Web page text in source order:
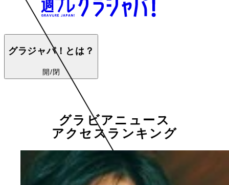
グラジャパ！とは？
開/閉
グラビアニュース
アクセスランキング